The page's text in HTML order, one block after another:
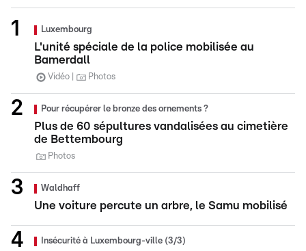
Luxembourg
L'unité spéciale de la police mobilisée au
Bamerdall
Vidéo Photos
Pour récupérer le bronze des ornements ?
Plus de 60 sépultures vandalisées au cimetière
de Bettembourg
Photos
Waldhaff
Une voiture percute un arbre, le Samu mobilisé
Insécurité à Luxembourg-ville (3/3)